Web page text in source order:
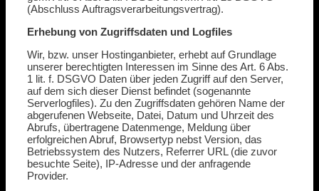
(Abschluss Auftragsverarbeitungsvertrag).
Erhebung von Zugriffsdaten und Logfiles
Wir, bzw. unser Hostinganbieter, erhebt auf Grundlage
unserer berechtigten Interessen im Sinne des Art. 6 Abs.
1 lit. f. DSGVO Daten über jeden Zugriff auf den Server,
auf dem sich dieser Dienst befindet (sogenannte
Serverlogfiles). Zu den Zugriffsdaten gehören Name der
abgerufenen Webseite, Datei, Datum und Uhrzeit des
Abrufs, übertragene Datenmenge, Meldung über
erfolgreichen Abruf, Browsertyp nebst Version, das
Betriebssystem des Nutzers, Referrer URL (die zuvor
besuchte Seite), IP-Adresse und der anfragende
Provider.